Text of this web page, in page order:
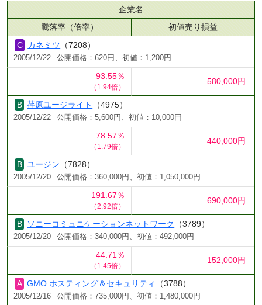
企業名
騰落率（倍率）
初値売り損益
カネミツ （7208）
2005/12/22 公開価格：620円、初値：1,200円
93.55％
（1.94倍）
580,000円
荏原ユージライト （4975）
2005/12/22 公開価格：5,600円、初値：10,000円
78.57％
（1.79倍）
440,000円
ユージン （7828）
2005/12/20 公開価格：360,000円、初値：1,050,000円
191.67％
（2.92倍）
690,000円
ソニーコミュニケーションネットワーク （3789）
2005/12/20 公開価格：340,000円、初値：492,000円
44.71％
（1.45倍）
152,000円
GMO ホスティング＆セキュリティ （3788）
2005/12/16 公開価格：735,000円、初値：1,480,000円